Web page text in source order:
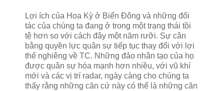
Lợi ích của Hoa Kỳ ở Biển Đông và những đối
tác của chúng ta đang ở trong một trạng thái tồi
tệ hơn so với cách đây một năm rưỡi. Sự cân
bằng quyền lực quân sự tiếp tục thay đổi với lợi
thế nghiêng về TC. Những đảo nhân tạo của họ
được quân sự hóa mạnh hơn nhiều, với vũ khí
mới và các vị trí radar, ngày càng cho chúng ta
thấy rằng những căn cứ này có thể là những căn